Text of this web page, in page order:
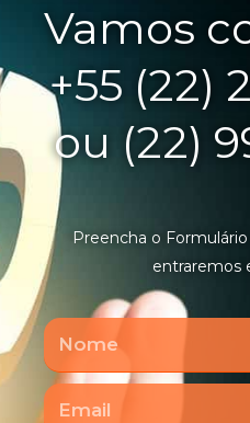
Vamos
+55 (22)
ou (22)
Preencha o
entraremos
Nome
Email